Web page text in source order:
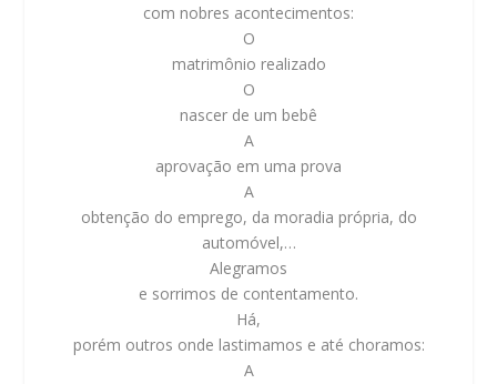
com nobres acontecimentos:
O
matrimônio realizado
O
nascer de um bebê
A
aprovação em uma prova
A
obtenção do emprego, da moradia própria, do
automóvel,…
Alegramos
e sorrimos de contentamento.
Há,
porém outros onde lastimamos e até choramos:
A